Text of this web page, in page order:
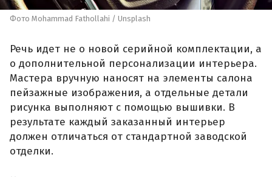
Фото Mohammad Fathollahi / Unsplash
Речь идет не о новой серийной комплектации, а
о дополнительной персонализации интерьера.
Мастера вручную наносят на элементы салона
пейзажные изображения, а отдельные детали
рисунка выполняют с помощью вышивки. В
результате каждый заказанный интерьер
должен отличаться от стандартной заводской
отделки.